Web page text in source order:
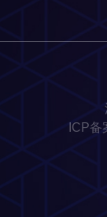
ICP备